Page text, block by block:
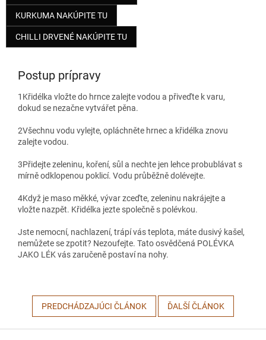
KURKUMA NAKÚPITE TU
CHILLI DRVENÉ NAKÚPITE TU
Postup prípravy
1 Křidélka vložte do hrnce zalejte vodou a přiveďte k varu,
dokud se nezačne vytvářet pěna.
2Všechnu vodu vylejte, opláchněte hrnec a křidélka znovu
zalejte vodou.
3Přidejte zeleninu, koření, sůl a nechte jen lehce probublávat s
mírně odklopenou poklicí. Vodu průběžně dolévejte.
4Když je maso měkké, vývar zceďte, zeleninu nakrájejte a
vložte nazpět. Křidélka jezte společně s polévkou.
Jste nemocní, nachlazení, trápí vás teplota, máte dusivý kašel,
nemůžete se zpotit? Nezoufejte. Tato osvědčená POLÉVKA
JAKO LÉK vás zaručeně postaví na nohy.
PREDCHÁDZAJÚCI ČLÁNOK ĎALŠÍ ČLÁNOK